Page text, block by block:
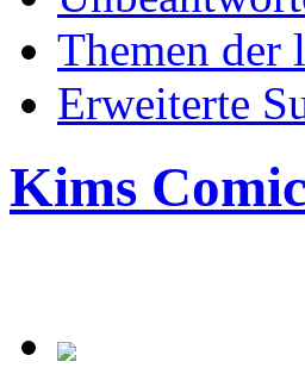
Themen der
Erweiterte
Kims